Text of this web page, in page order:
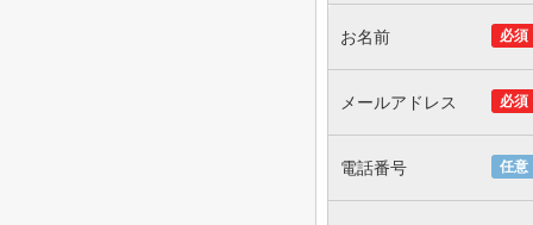
必須
お名前
必須
メールアドレス
任意
電話番号